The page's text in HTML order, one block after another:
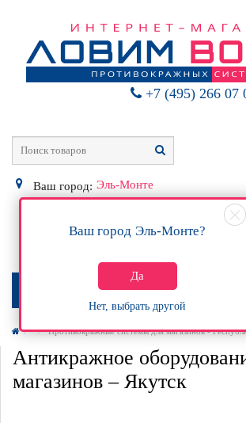
+7 (495) 266 07
Ваш город: Эль-Монте
Ваш город Эль-Монте?
Да
Нет, выбрать другой
0Р
МЕНЮ
Противокражные системы для магазинов -
Антикражное
магазинов – Якутск